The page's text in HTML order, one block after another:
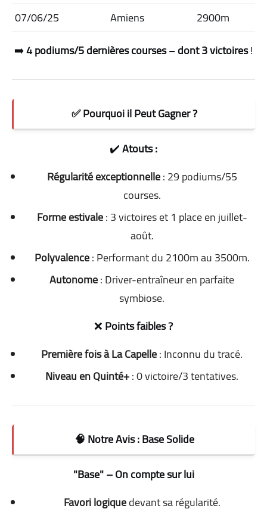
07/06/25
Amiens 2900m
➡️4 podiums/5 dernières courses–dont 3 victoires!
✅ Pourquoi il Peut Gagner ?
✔️Atouts :
Régularité exceptionnelle: 29 podiums/55
courses.
Forme estivale: 3 victoires et 1 place en juillet-
août.
Polyvalence: Performant du 2100m au 3500m.
Autonome: Driver-entraîneur en parfaite
symbiose.
❌Points faibles ?
Première fois à La Capelle: Inconnu du tracé.
Niveau en Quinté+: 0 victoire/3 tentatives.
🧠 Notre Avis : Base Solide
"Base" – On compte sur lui
Favori logiquedevant sa régularité.